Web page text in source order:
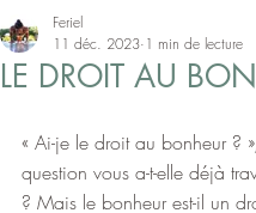
LE DROIT AU
Feriel
11 déc. 2023 1 min de lecture
« Ai-je le droit au bonheur ?
question vous a-t-elle déjà
? Mais le bonheur est-il un